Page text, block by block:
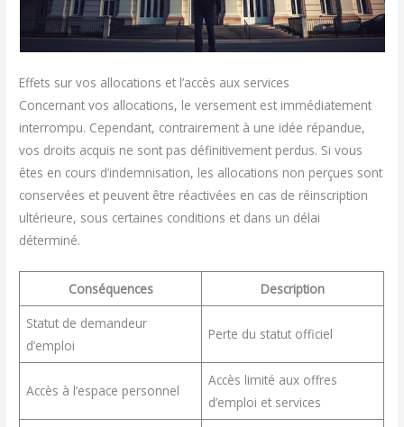
Effets sur vos allocations et l’accès aux services
Concernant vos allocations, le versement est immédiatement
interrompu. Cependant, contrairement à une idée répandue,
vos droits acquis ne sont pas définitivement perdus. Si vous
êtes en cours d’indemnisation, les allocations non perçues sont
conservées et peuvent être réactivées en cas de réinscription
ultérieure, sous certaines conditions et dans un délai
déterminé.
Conséquences
Description
Statut de demandeur
d’emploi
Perte du statut officiel
Accès à l’espace personnel
Accès limité aux offres
d’emploi et services